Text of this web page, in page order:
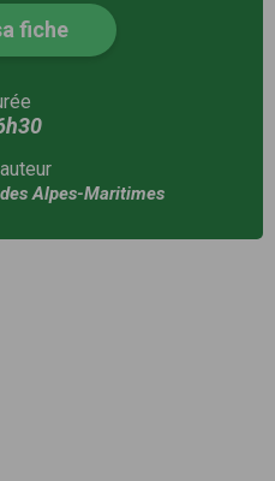
fiche
Alpes-Maritimes